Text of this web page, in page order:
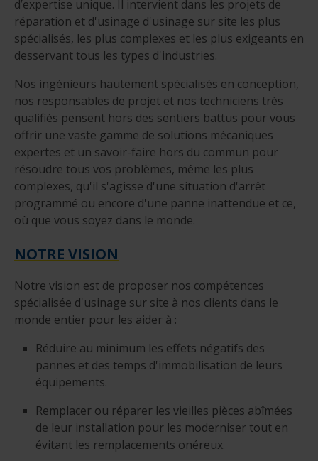
d’expertise unique. Il intervient dans les projets de
réparation et d'usinage d'usinage sur site les plus
spécialisés, les plus complexes et les plus exigeants en
desservant tous les types d'industries.
Nos ingénieurs hautement spécialisés en conception,
nos responsables de projet et nos techniciens très
qualifiés pensent hors des sentiers battus pour vous
offrir une vaste gamme de solutions mécaniques
expertes et un savoir-faire hors du commun pour
résoudre tous vos problèmes, même les plus
complexes, qu'il s'agisse d'une situation d'arrêt
programmé ou encore d'une panne inattendue et ce,
où que vous soyez dans le monde.
NOTRE VISION
Notre vision est de proposer nos compétences
spécialisée d'usinage sur site à nos clients dans le
monde entier pour les aider à :
Réduire au minimum les effets négatifs des
pannes et des temps d'immobilisation de leurs
équipements.
Remplacer ou réparer les vieilles pièces abîmées
de leur installation pour les moderniser tout en
évitant les remplacements onéreux.